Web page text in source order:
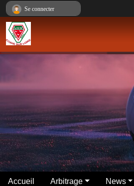
Accueil Arbitrage News
Se connecter
Panneau de gestion des cookies